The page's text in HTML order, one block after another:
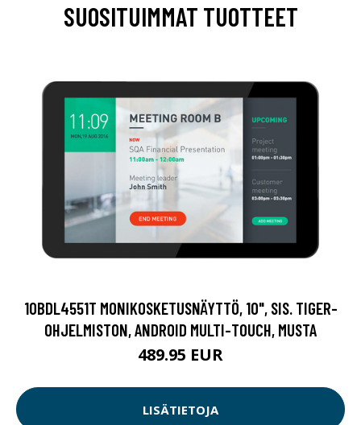
SUOSITUIMMAT TUOTTEET
10BDL4551T MONIKOSKETUSNÄYTTÖ, 10", SIS. TIGER-
OHJELMISTON, ANDROID MULTI-TOUCH, MUSTA
489.95 EUR
LISÄTIETOJA